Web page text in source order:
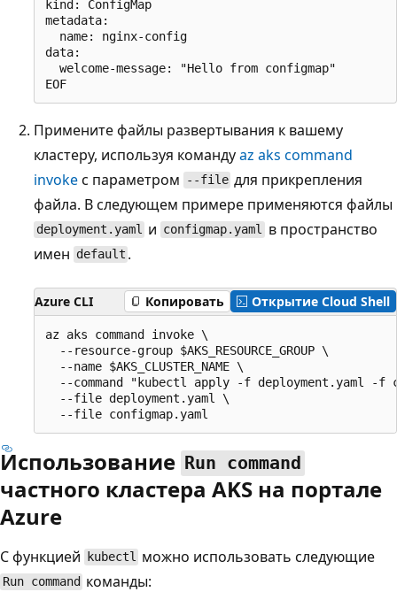
kind: ConfigMap
metadata:
  name: nginx-config
data:
  welcome-message: "Hello from configmap"
Примените файлы развертывания к вашему
кластеру, используя командуaz aks command
invokeс параметром --file для прикрепления
файла. В следующем примере применяются файлы
deployment.yaml и configmap.yaml в пространство
имен default .
Azure CLI Копировать Открытие Cloud Shell
az aks command invoke \
  --resource-group $AKS_RESOURCE_GROUP \
  --name $AKS_CLUSTER_NAME \
--command "kubectl apply -f deployment.yaml -f
  --file deployment.yaml \
Использование Run command
частного кластера AKS на портале
Azure
С функцией kubectl можно использовать следующие
Run command команды: